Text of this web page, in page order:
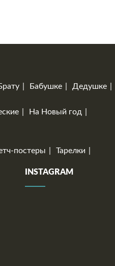
Бабушке
Дедушке
На Новый год
постеры
Тарелки
INSTAGRAM